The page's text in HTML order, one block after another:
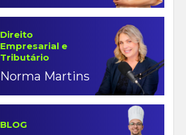
Direito
Empresarial e
Tributário
Norma Martins
BLOG